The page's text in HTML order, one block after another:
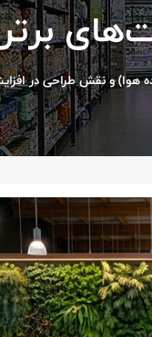
هوا) و نقش طراحی در